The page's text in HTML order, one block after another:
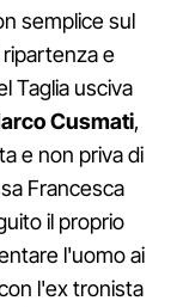
semplice sul
e
Taglia usciva
Cusmati,
e non priva di
Francesca
il proprio
l'uomo ai
l'ex tronista